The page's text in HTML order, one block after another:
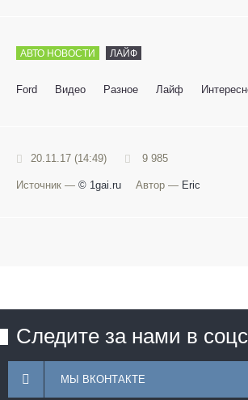
АВТО НОВОСТИ ЛАЙФ
Ford Видео Разное Лайф
20.11.17 (14:49) 9 985
Источник — © 1gai.ru Автор — Eric
Следите за нами в
МЫ ВКОНТАКТЕ